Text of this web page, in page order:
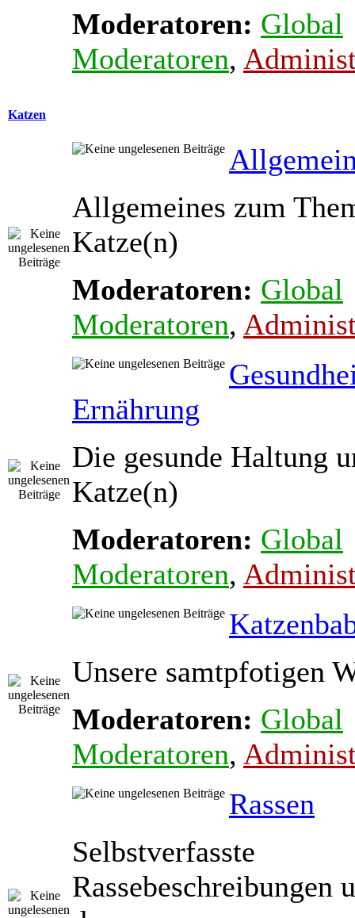
Moderatoren: Global
Moderatoren,
Katzen
Allgemeines zum
Katze(n)
Moderatoren: Global
Moderatoren,
Ernährung
Die gesunde Haltung
Katze(n)
Moderatoren: Global
Moderatoren,
Unsere samtpfotigen
Moderatoren: Global
Moderatoren,
Rassen
Selbstverfasste
Rassebeschreibungen